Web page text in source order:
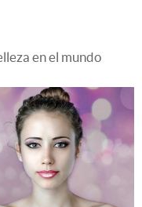
en el mundo